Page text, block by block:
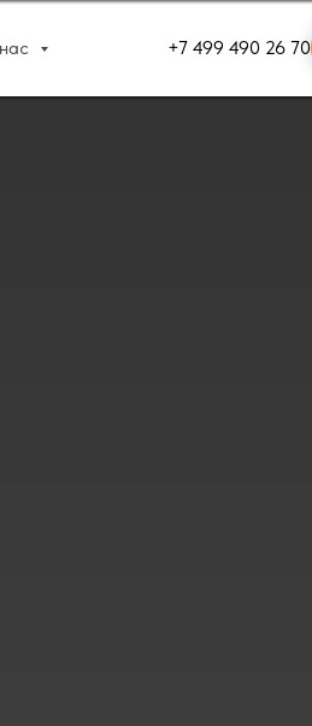
+7 499 490 26 70